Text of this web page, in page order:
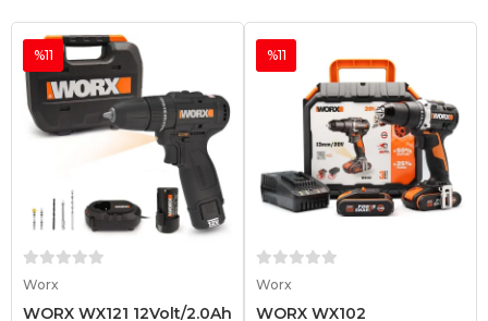
Worx
WORX WX121 12Volt/2.0Ah
%11
Worx
WORX WX102
%11